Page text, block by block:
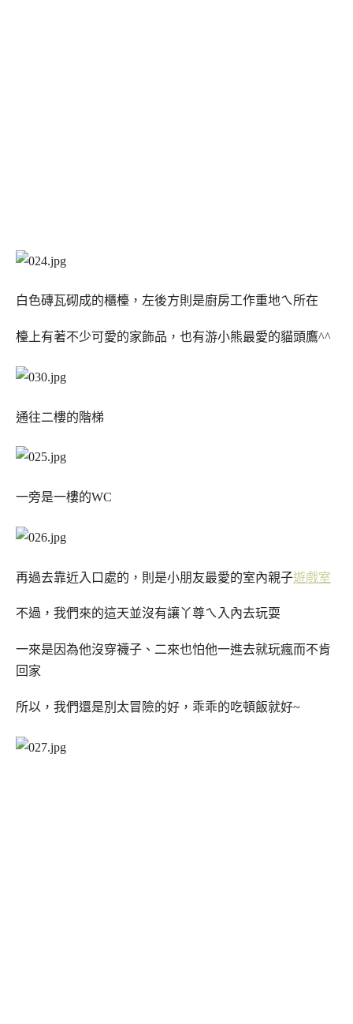
白色磚瓦砌成的櫃檯，左後方則是廚房工作重地ㄟ所在
檯上有著不少可愛的家飾品，也有游小熊最愛的貓頭鷹^^
通往二樓的階梯
一旁是一樓的WC
再過去靠近入口處的，則是小朋友最愛的室內親子遊戲室
不過，我們來的這天並沒有讓丫尊ㄟ入內去玩耍
一來是因為他沒穿襪子、二來也怕他一進去就玩瘋而不肯
回家
所以，我們還是別太冒險的好，乖乖的吃頓飯就好~